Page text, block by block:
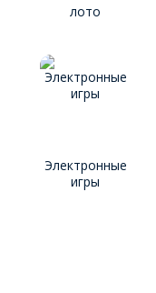
лото
Электронные
игры